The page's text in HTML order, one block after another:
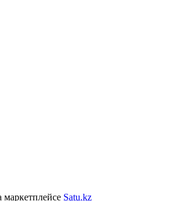
маркетплейсе Satu.kz